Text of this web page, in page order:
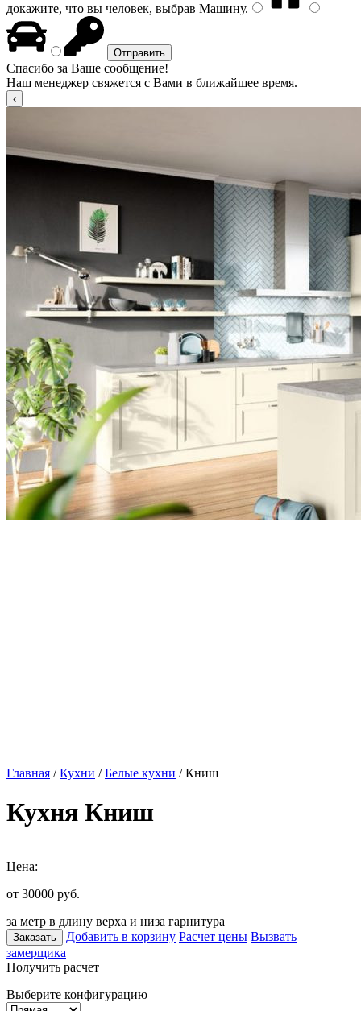
докажите, что вы человек, выбрав Машину.
Спасибо за Ваше сообщение!
Наш менеджер свяжется с Вами в ближайшее время.
Главная /Кухни /Белые кухни / Книш
Кухня Книш
Цена:
от 30000 руб.
за метр в длину верха и низа гарнитура
Заказать Добавить в корзину Расчет цены Вызвать
замерщика
Получить расчет
Выберите конфигурацию